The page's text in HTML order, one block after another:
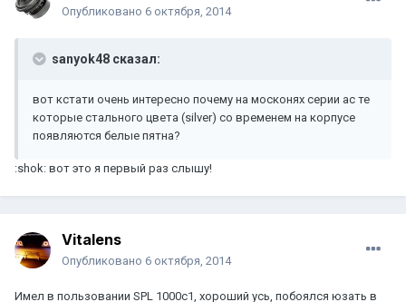
Опубликовано 6 октября, 2014
sanyok48 сказал:
вот кстати очень интересно почему на москонях серии ас те
которые стального цвета (silver) со временем на корпусе
появляются белые пятна?
:shok: вот это я первый раз слышу!
Vitalens
Опубликовано 6 октября, 2014
Имел в пользовании SPL 1000c1, хороший усь, побоялся юзать в